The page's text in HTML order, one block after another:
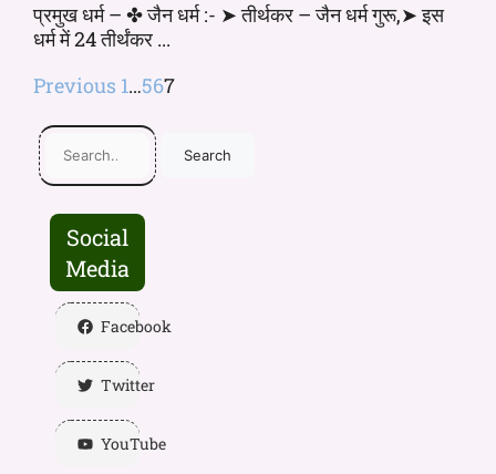
प्रमुख धर्म – ✤ जैन धर्म :- ➤ तीर्थकर – जैन धर्म गुरू,➤ इस
धर्म में 24 तीर्थंकर ...
Previous 1…567
Search
Social
Media
Facebook
Twitter
YouTube